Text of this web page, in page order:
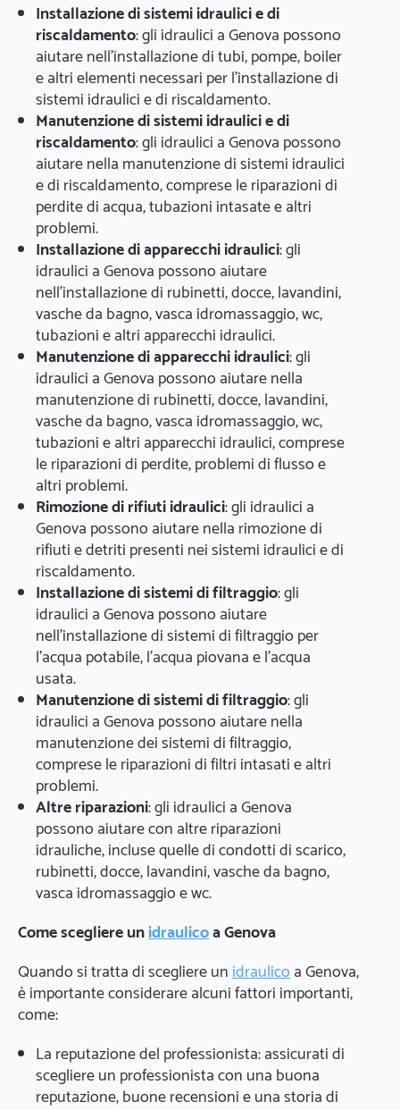
Installazione di sistemi idraulici e di
riscaldamento: gli idraulici a Genova possono
aiutare nell'installazione di tubi, pompe, boiler
e altri elementi necessari per l'installazione di
sistemi idraulici e di riscaldamento.
Manutenzione di sistemi idraulici e di
riscaldamento: gli idraulici a Genova possono
aiutare nella manutenzione di sistemi idraulici
e di riscaldamento, comprese le riparazioni di
perdite di acqua, tubazioni intasate e altri
problemi.
Installazione di apparecchi idraulici: gli
idraulici a Genova possono aiutare
nell'installazione di rubinetti, docce, lavandini,
vasche da bagno, vasca idromassaggio, wc,
tubazioni e altri apparecchi idraulici.
Manutenzione di apparecchi idraulici: gli
idraulici a Genova possono aiutare nella
manutenzione di rubinetti, docce, lavandini,
vasche da bagno, vasca idromassaggio, wc,
tubazioni e altri apparecchi idraulici, comprese
le riparazioni di perdite, problemi di flusso e
altri problemi.
Rimozione di rifiuti idraulici: gli idraulici a
Genova possono aiutare nella rimozione di
rifiuti e detriti presenti nei sistemi idraulici e di
riscaldamento.
Installazione di sistemi di filtraggio: gli
idraulici a Genova possono aiutare
nell'installazione di sistemi di filtraggio per
l'acqua potabile, l'acqua piovana e l'acqua
usata.
Manutenzione di sistemi di filtraggio: gli
idraulici a Genova possono aiutare nella
manutenzione dei sistemi di filtraggio,
comprese le riparazioni di filtri intasati e altri
problemi.
Altre riparazioni: gli idraulici a Genova
possono aiutare con altre riparazioni
idrauliche, incluse quelle di condotti di scarico,
rubinetti, docce, lavandini, vasche da bagno,
vasca idromassaggio e wc.
Come scegliere unidraulicoa Genova
Quando si tratta di scegliere unidraulicoa Genova,
è importante considerare alcuni fattori importanti,
come:
La reputazione del professionista: assicurati di
scegliere un professionista con una buona
reputazione, buone recensioni e una storia di